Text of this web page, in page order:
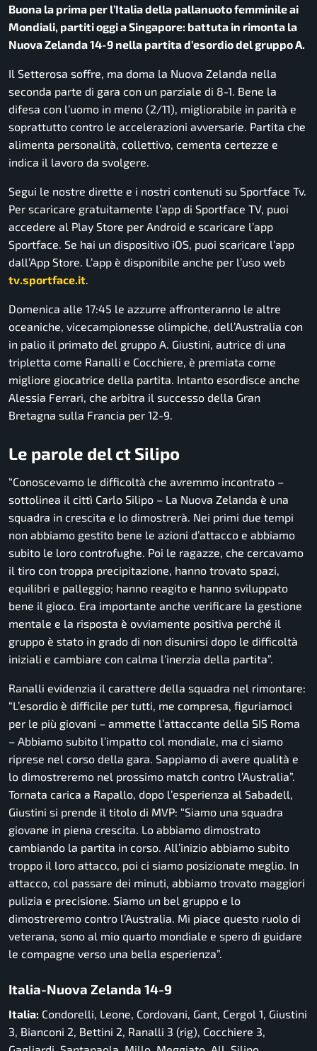
Buona la prima per l’Italia della pallanuoto femminile ai
Mondiali, partiti oggi a Singapore: battuta in rimonta la
Nuova Zelanda 14-9 nella partita d’esordio del gruppo A.
Il Setterosa soffre, ma doma la Nuova Zelanda nella
seconda parte di gara con un parziale di 8-1. Bene la
difesa con l’uomo in meno (2/11), migliorabile in parità e
soprattutto contro le accelerazioni avversarie. Partita che
alimenta personalità, collettivo, cementa certezze e
indica il lavoro da svolgere.
Segui le nostre dirette e i nostri contenuti su Sportface Tv.
Per scaricare gratuitamente l’app di Sportface TV, puoi
accedere al Play Store per Android e scaricare l’app
Sportface. Se hai un dispositivo iOS, puoi scaricare l’app
dall’App Store. L’app è disponibile anche per l’uso web
tv.sportface.it.
Domenica alle 17:45 le azzurre affronteranno le altre
oceaniche, vicecampionesse olimpiche, dell’Australia con
in palio il primato del gruppo A. Giustini, autrice di una
tripletta come Ranalli e Cocchiere, è premiata come
migliore giocatrice della partita. Intanto esordisce anche
Alessia Ferrari, che arbitra il successo della Gran
Bretagna sulla Francia per 12-9.
Le parole del ct Silipo
“Conoscevamo le difficoltà che avremmo incontrato –
sottolinea il cittì Carlo Silipo – La Nuova Zelanda è una
squadra in crescita e lo dimostrerà. Nei primi due tempi
non abbiamo gestito bene le azioni d’attacco e abbiamo
subito le loro controfughe. Poi le ragazze, che cercavamo
il tiro con troppa precipitazione, hanno trovato spazi,
equilibri e palleggio; hanno reagito e hanno sviluppato
bene il gioco. Era importante anche verificare la gestione
mentale e la risposta è ovviamente positiva perché il
gruppo è stato in grado di non disunirsi dopo le difficoltà
iniziali e cambiare con calma l’inerzia della partita”.
Ranalli evidenzia il carattere della squadra nel rimontare:
“L’esordio è difficile per tutti, me compresa, figuriamoci
per le più giovani – ammette l’attaccante della SIS Roma
– Abbiamo subito l’impatto col mondiale, ma ci siamo
riprese nel corso della gara. Sappiamo di avere qualità e
lo dimostreremo nel prossimo match contro l’Australia”.
Tornata carica a Rapallo, dopo l’esperienza al Sabadell,
Giustini si prende il titolo di MVP: “Siamo una squadra
giovane in piena crescita. Lo abbiamo dimostrato
cambiando la partita in corso. All’inizio abbiamo subito
troppo il loro attacco, poi ci siamo posizionate meglio. In
attacco, col passare dei minuti, abbiamo trovato maggiori
pulizia e precisione. Siamo un bel gruppo e lo
dimostreremo contro l’Australia. Mi piace questo ruolo di
veterana, sono al mio quarto mondiale e spero di guidare
le compagne verso una bella esperienza”.
Italia-Nuova Zelanda 14-9
Italia: Condorelli, Leone, Cordovani, Gant, Cergol 1, Giustini
3, Bianconi 2, Bettini 2, Ranalli 3 (rig), Cocchiere 3,